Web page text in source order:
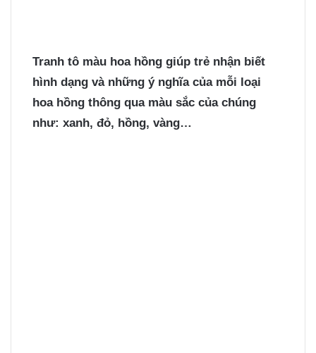
Tranh tô màu hoa hồng giúp trẻ nhận biết
hình dạng và những ý nghĩa của mỗi loại
hoa hồng thông qua màu sắc của chúng
như: xanh, đỏ, hồng, vàng…